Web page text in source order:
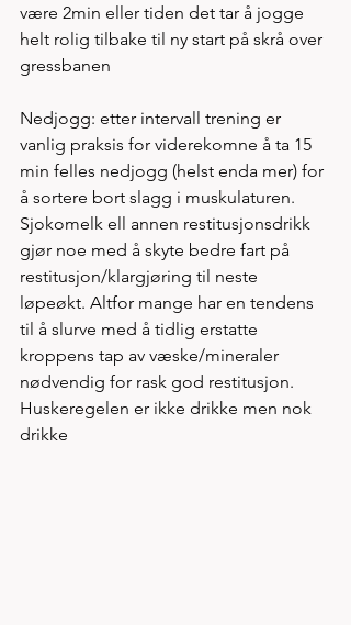
være 2min eller tiden det tar å jogge
helt rolig tilbake til ny start på skrå over
gressbanen
Nedjogg: etter intervall trening er
vanlig praksis for viderekomne å ta 15
min felles nedjogg (helst enda mer) for
å sortere bort slagg i muskulaturen.
Sjokomelk ell annen restitusjonsdrikk
gjør noe med å skyte bedre fart på
restitusjon/klargjøring til neste
løpeøkt. Altfor mange har en tendens
til å slurve med å tidlig erstatte
kroppens tap av væske/mineraler
nødvendig for rask god restitusjon.
Huskeregelen er ikke drikke men nok
drikke